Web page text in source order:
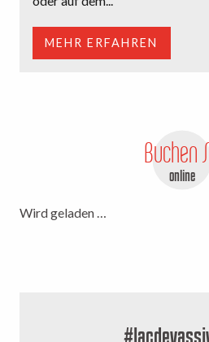
MEHR ERFAHREN
Buchen
online
Wird geladen …